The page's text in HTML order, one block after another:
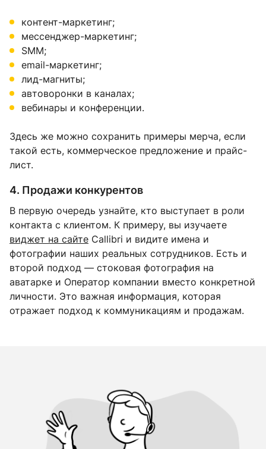
контент-маркетинг;
мессенджер-маркетинг;
SMM;
email-маркетинг;
лид-магниты;
автоворонки в каналах;
вебинары и конференции.
Здесь же можно сохранить примеры мерча, если
такой есть, коммерческое предложение и прайс-
лист.
4. Продажи конкурентов
В первую очередь узнайте, кто выступает в роли
контакта с клиентом. К примеру, вы изучаете
виджет на сайте Callibri и видите имена и
фотографии наших реальных сотрудников. Есть и
второй подход — стоковая фотография на
аватарке и Оператор компании вместо конкретной
личности. Это важная информация, которая
отражает подход к коммуникациям и продажам.